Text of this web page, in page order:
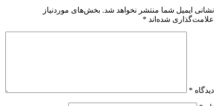
نشانی ایمیل شما منتشر نخواهد شد. بخش‌های موردنیاز
علامت‌گذاری شده‌اند *
دیدگاه *